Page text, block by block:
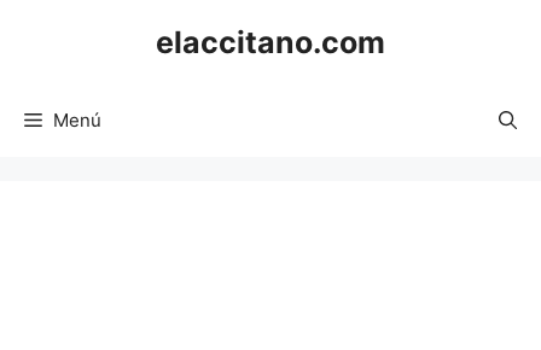
elaccitano.com
Menú